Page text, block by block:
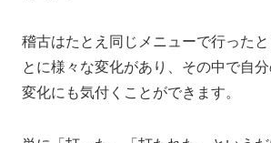
稽古はたとえ同じメニューで行った
とに様々な変化があり、その中で自
変化にも気付くことができます。